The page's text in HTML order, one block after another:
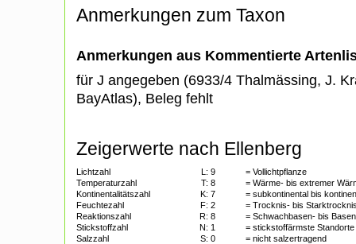
Anmerkungen zum Taxon
Anmerkungen aus Kommentierte
für J angegeben (6933/4 Thalmässing, J.
BayAtlas), Beleg fehlt
Zeigerwerte nach Ellenberg
Lichtzahl L: 9
= Vollichtpflanze
Temperaturzahl
T: 8
= Wärme- bis extremer
Kontinentalitätszahl
K: 7
= subkontinental bis
Feuchtezahl
F: 2
= Trocknis- bis
Reaktionszahl
R: 8
= Schwachbasen- bis
Stickstoffzahl
N: 1
= stickstoffärmste
Salzzahl
S: 0 = nicht salzertragend